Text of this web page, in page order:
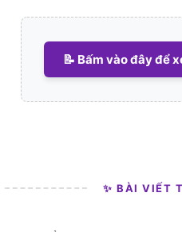
📝 Bấm vào đây để
✨ BÀI VIẾT